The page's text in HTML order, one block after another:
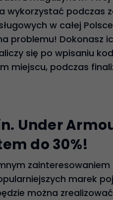
wykorzystać podczas
w całej
problemu! Dokonasz
się po wpisaniu
miejscu, podczas
Under
do 30%!
zainteresowaniem
marek
można